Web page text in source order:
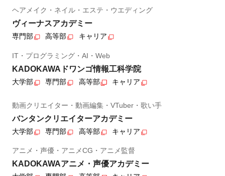
ヘアメイク・ネイル・エステ・ウエディング
ヴィーナスアカデミー
専門部 高等部 キャリア
IT・プログラミング・AI・Web
KADOKAWAドワンゴ情報工科学院
大学部 専門部 高等部 キャリア
動画クリエイター・動画編集・VTuber・歌い手
バンタンクリエイターアカデミー
大学部 専門部 高等部 キャリア
アニメ・声優・アニメCG・アニメ監督
KADOKAWAアニメ・声優アカデミー